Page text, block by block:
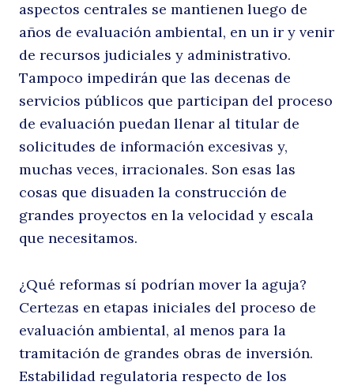
aspectos centrales se mantienen luego de
años de evaluación ambiental, en un ir y venir
de recursos judiciales y administrativo.
Tampoco impedirán que las decenas de
servicios públicos que participan del proceso
de evaluación puedan llenar al titular de
solicitudes de información excesivas y,
muchas veces, irracionales. Son esas las
cosas que disuaden la construcción de
grandes proyectos en la velocidad y escala
que necesitamos.
¿Qué reformas sí podrían mover la aguja?
Certezas en etapas iniciales del proceso de
evaluación ambiental, al menos para la
tramitación de grandes obras de inversión.
Estabilidad regulatoria respecto de los